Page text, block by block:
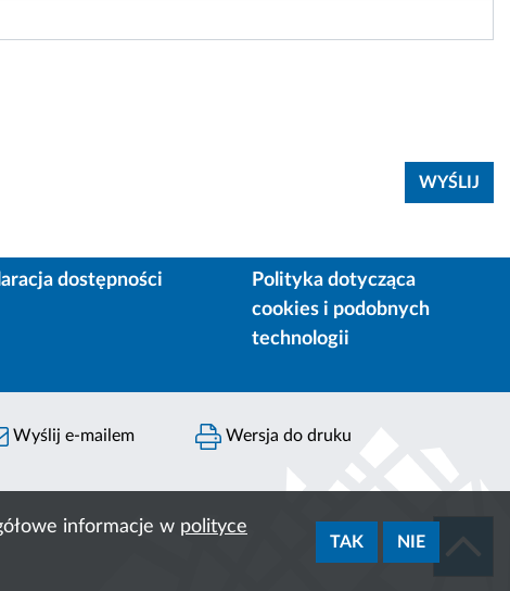
informacje w polityce
TAK NIE
dostępności
Polityka dotycząca
cookies i podobnych
technologii
Wyślij e-mailem Wersja do druku